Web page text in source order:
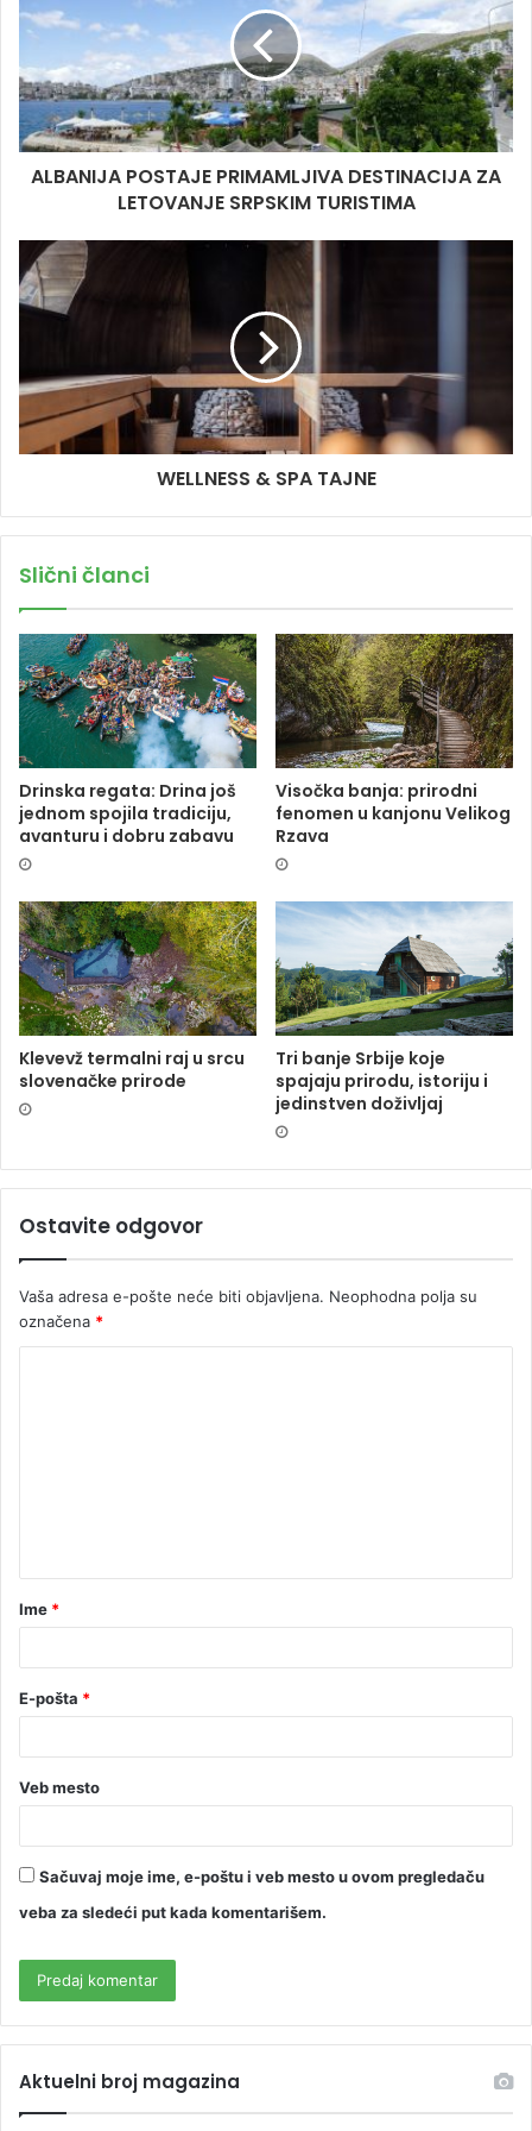
e
ALBANIJA POSTAJE PRIMAMLJIVA DESTINACIJA ZA
LETOVANJE SRPSKIM TURISTIMA
WELLNESS & SPA TAJNE
Slični članci
Drinska regata: Drina još
jednom spojila tradiciju,
avanturu i dobru zabavu
Visočka banja: prirodni
fenomen u kanjonu Velikog
Rzava
Klevevž termalni raj u srcu
slovenačke prirode
Tri banje Srbije koje
spajaju prirodu, istoriju i
jedinstven doživljaj
Ostavite odgovor
Vaša adresa e-pošte neće biti objavljena. Neophodna polja su
označena *
Ime *
E-pošta *
Veb mesto
Sačuvaj moje ime, e-poštu i veb mesto u ovom pregledaču
veba za sledeći put kada komentarišem.
Aktuelni broj magazina